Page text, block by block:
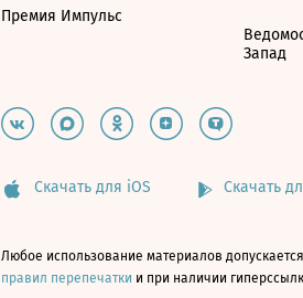
Премия Импульс
Запад
Скачать для iOS Скачать
Любое использование материалов
правил перепечатки и при наличии